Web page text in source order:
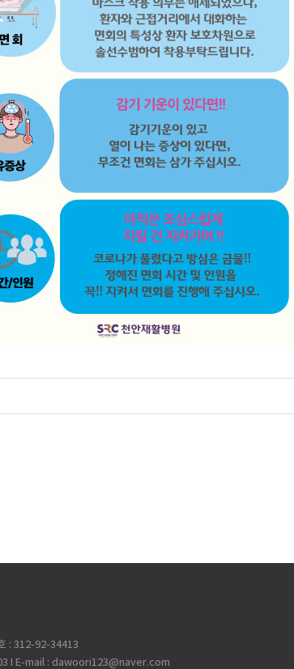
: 312-92-34413
I E-mail : dawoori123@naver.com